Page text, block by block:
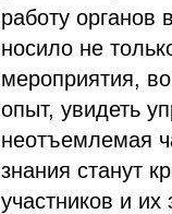
работу органов
носило не
мероприятия,
опыт, увидеть
неотъемлемая
знания станут
участников и